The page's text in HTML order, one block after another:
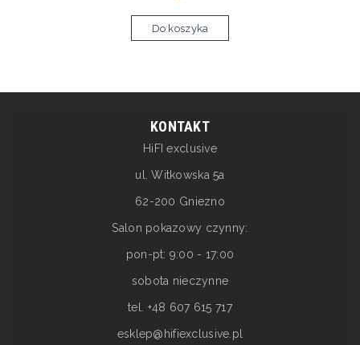
Do koszyka
KONTAKT
HiFI exclusive
ul. Witkowska 5a
62-200 Gniezno
Salon pokazowy czynny:
pon-pt: 9:00 - 17:00
sobota nieczynne
tel. +48 607 615 717
esklep@hifiexclusive.pl